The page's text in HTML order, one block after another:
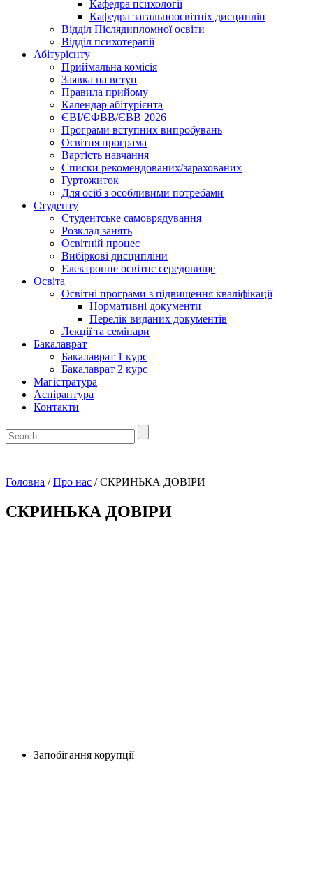
Кафедра психології
Кафедра загальноосвітніх дисциплін
Відділ Післядипломної освіти
Відділ психотерапії
Абітурієнту
Приймальна комісія
Заявка на вступ
Правила прийому
Календар абітурієнта
ЄВІ/ЄФВВ/ЄВВ 2026
Програми вступних випробувань
Освітня програма
Вартість навчання
Списки рекомендованих/зарахованих
Гуртожиток
Для осіб з особливими потребами
Студенту
Студентське самоврядування
Розклад занять
Освітній процес
Вибіркові дисципліни
Електронне освітнє середовище
Освіта
Освітні програми з підвищення кваліфікації
Нормативні документи
Перелік виданих документів
Лекції та семінари
Бакалаврат
Бакалаврат 1 курс
Бакалаврат 2 курс
Магістратура
Аспірантура
Контакти
Головна /Про нас /СКРИНЬКА ДОВІРИ
СКРИНЬКА ДОВІРИ
Запобігання корупції